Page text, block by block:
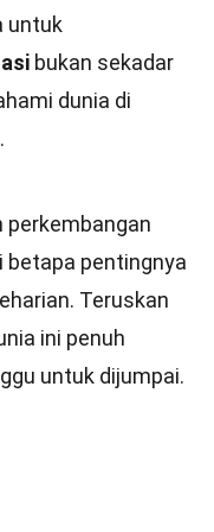
untuk
bukan sekadar
dunia di
perkembangan
betapa pentingnya
Teruskan
ini penuh
untuk dijumpai.